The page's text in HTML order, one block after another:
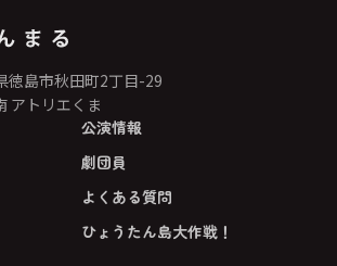
徳島市秋田町2丁目-29
アトリエくま
公演情報
劇団員
よくある質問
ひょうたん島大作戦！